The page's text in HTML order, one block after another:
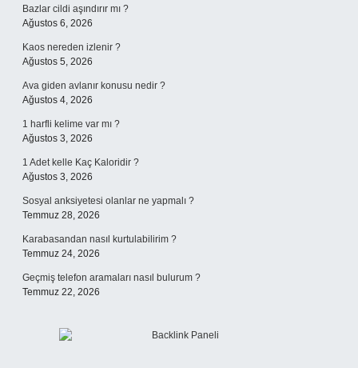
Bazlar cildi aşındırır mı ?
Ağustos 6, 2026
Kaos nereden izlenir ?
Ağustos 5, 2026
Ava giden avlanır konusu nedir ?
Ağustos 4, 2026
1 harfli kelime var mı ?
Ağustos 3, 2026
1 Adet kelle Kaç Kaloridir ?
Ağustos 3, 2026
Sosyal anksiyetesi olanlar ne yapmalı ?
Temmuz 28, 2026
Karabasandan nasıl kurtulabilirim ?
Temmuz 24, 2026
Geçmiş telefon aramaları nasıl bulurum ?
Temmuz 22, 2026